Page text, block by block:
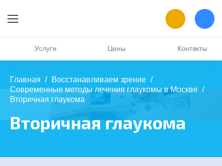
MAX
написать в чат
ВК
написать в чат
Услуги Цены Контакты
Главная / Восстанавливаем зрение /
Современные методы лечения глаукомы в Москве /
Вторичная глаукома
Вторичная глаукома